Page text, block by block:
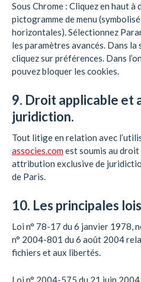
Sous Chrome : Cliquez en haut
pictogramme de menu
horizontales). Sélectionnez
les paramètres avancés. Dans
cliquez sur préférences. Dans
pouvez bloquer les cookies.
9. Droit applicable et
juridiction.
Tout litige en relation avec
associes.comest soumis au
attribution exclusive de
de Paris.
10. Les principales
Loi n° 78-17 du 6 janvier 1978,
n° 2004-801 du 6 août 2004
fichiers et aux libertés.
Loi n° 2004-575 du 21 juin